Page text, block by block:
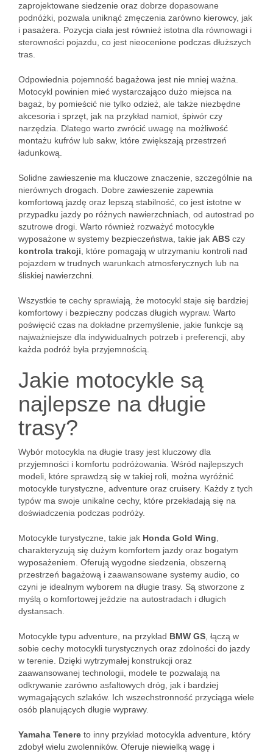
zaprojektowane siedzenie oraz dobrze dopasowane
podnóżki, pozwala uniknąć zmęczenia zarówno kierowcy, jak
i pasażera. Pozycja ciała jest również istotna dla równowagi i
sterowności pojazdu, co jest nieocenione podczas dłuższych
tras.
Odpowiednia pojemność bagażowa jest nie mniej ważna.
Motocykl powinien mieć wystarczająco dużo miejsca na
bagaż, by pomieścić nie tylko odzież, ale także niezbędne
akcesoria i sprzęt, jak na przykład namiot, śpiwór czy
narzędzia. Dlatego warto zwrócić uwagę na możliwość
montażu kufrów lub sakw, które zwiększają przestrzeń
ładunkową.
Solidne zawieszenie ma kluczowe znaczenie, szczególnie na
nierównych drogach. Dobre zawieszenie zapewnia
komfortową jazdę oraz lepszą stabilność, co jest istotne w
przypadku jazdy po różnych nawierzchniach, od autostrad po
szutrowe drogi. Warto również rozważyć motocykle
wyposażone w systemy bezpieczeństwa, takie jak ABS czy
kontrola trakcji , które pomagają w utrzymaniu kontroli nad
pojazdem w trudnych warunkach atmosferycznych lub na
śliskiej nawierzchni.
Wszystkie te cechy sprawiają, że motocykl staje się bardziej
komfortowy i bezpieczny podczas długich wypraw. Warto
poświęcić czas na dokładne przemyślenie, jakie funkcje są
najważniejsze dla indywidualnych potrzeb i preferencji, aby
każda podróż była przyjemnością.
Jakie motocykle są
najlepsze na długie
trasy?
Wybór motocykla na długie trasy jest kluczowy dla
przyjemności i komfortu podróżowania. Wśród najlepszych
modeli, które sprawdzą się w takiej roli, można wyróżnić
motocykle turystyczne, adventure oraz cruisery. Każdy z tych
typów ma swoje unikalne cechy, które przekładają się na
doświadczenia podczas podróży.
Motocykle turystyczne, takie jak Honda Gold Wing
charakteryzują się dużym komfortem jazdy oraz bogatym
wyposażeniem. Oferują wygodne siedzenia, obszerną
przestrzeń bagażową i zaawansowane systemy audio, co
czyni je idealnym wyborem na długie trasy. Są stworzone z
myślą o komfortowej jeździe na autostradach i długich
dystansach.
Motocykle typu adventure, na przykład BMW GS , łączą w
sobie cechy motocykli turystycznych oraz zdolności do jazdy
w terenie. Dzięki wytrzymałej konstrukcji oraz
zaawansowanej technologii, modele te pozwalają na
odkrywanie zarówno asfaltowych dróg, jak i bardziej
wymagających szlaków. Ich wszechstronność przyciąga wiele
osób planujących długie wyprawy.
Yamaha Tenere to inny przykład motocykla adventure, który
zdobył wielu zwolenników. Oferuje niewielką wagę i